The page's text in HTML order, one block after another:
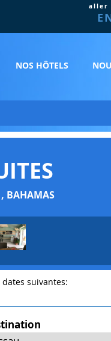
aller
NOS HÔTELS
BAHAMAS
suivantes: